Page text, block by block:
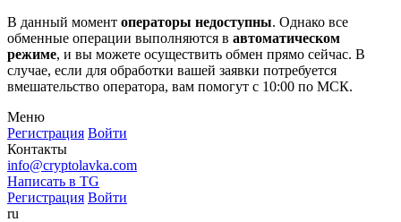
В данный момент операторы недоступны. Однако все
обменные операции выполняются в автоматическом
режиме, и вы можете осуществить обмен прямо сейчас. В
случае, если для обработки вашей заявки потребуется
вмешательство оператора, вам помогут с 10:00 по МСК.
Меню
Регистрация Войти
Контакты
info@cryptolavka.com
Написать в TG
Регистрация Войти
ru